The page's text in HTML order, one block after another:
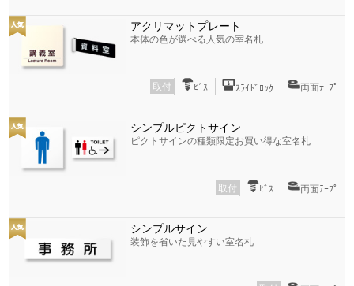
アクリマットプレート
本体の色が選べる人気の室名札
取付 ﾋﾞｽ ｽﾗｲﾄﾞﾛｯｸ 両面ﾃｰﾌﾟ
シンプルピクトサイン
ピクトサインの種類限定お買い得な室名札
取付 ﾋﾞｽ 両面ﾃｰﾌﾟ
シンプルサイン
装飾を省いた見やすい室名札